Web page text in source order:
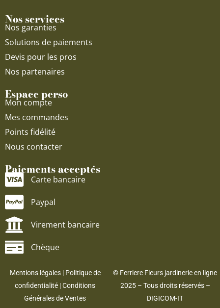
Nos services
Nos garanties
Solutions de paiements
Devis pour les pros
Nos partenaires
Espace perso
Mon compte
Mes commandes
Points fidélité
Nous contacter
Paiements acceptés
Carte bancaire
Paypal
Virement bancaire
Chèque
Mentions légales| Politique de
confidentialité |Conditions
Générales de Ventes
© Ferriere Fleurs jardinerie en ligne
2025 – Tous droits réservés –
DIGICOM-IT